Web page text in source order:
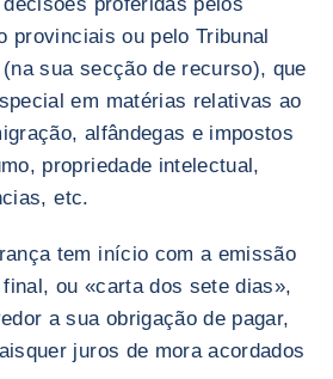
provinciais ou pelo Tribunal
sua secção de recurso), que
em matérias relativas ao
alfândegas e impostos
propriedade intelectual,
etc.
tem início com a emissão
ou «carta dos sete dias»,
a sua obrigação de pagar,
juros de mora acordados